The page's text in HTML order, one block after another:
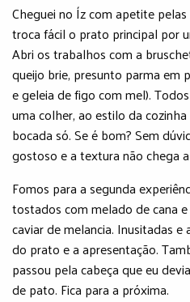
Cheguei no Íz com apetite
troca fácil o prato principal por
Abri os trabalhos com a
queijo brie, presunto parma em
e geleia de figo com mel).
uma colher, ao estilo da
bocada só. Se é bom? Sem
gostoso e a textura não chega
Fomos para a segunda
tostados com melado de cana
caviar de melancia. Inusitadas
do prato e a apresentação.
passou pela cabeça que eu
de pato. Fica para a próxima.